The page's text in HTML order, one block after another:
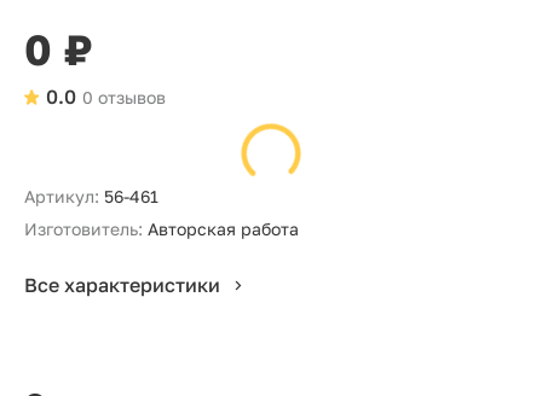
0 ₽
0 отзывов
0.0
Артикул: 56-461
Изготовитель: Авторская работа
Все характеристики